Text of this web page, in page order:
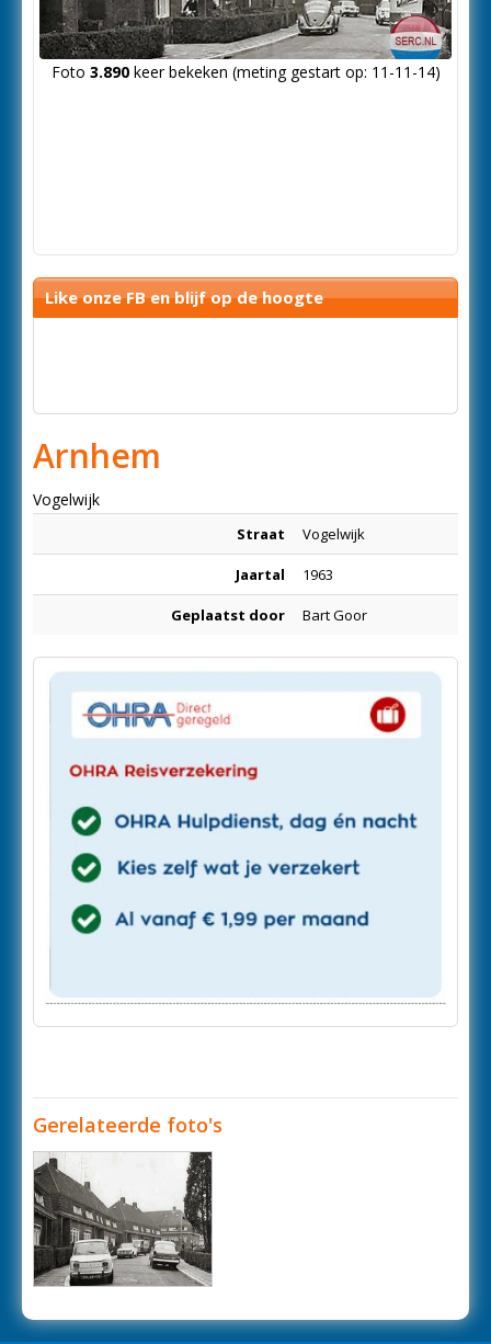
Foto 3.890keer bekeken (meting gestart op: 11-11-14)
Like onze FB en blijf op de hoogte
Arnhem
Vogelwijk
Straat Vogelwijk
Jaartal 1963
Geplaatst door Bart Goor
Gerelateerde foto's